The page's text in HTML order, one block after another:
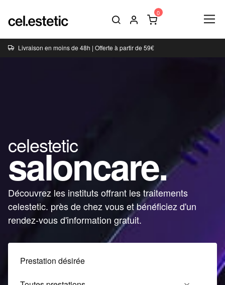
Livraison en moins de 48h | Offerte à partir de 59€
celestetic
saloncare.
Découvrez les instituts offrant les traitements
celestetic. près de chez vous et bénéficiez d'un
rendez-vous d'information gratuit.
Prestation désirée